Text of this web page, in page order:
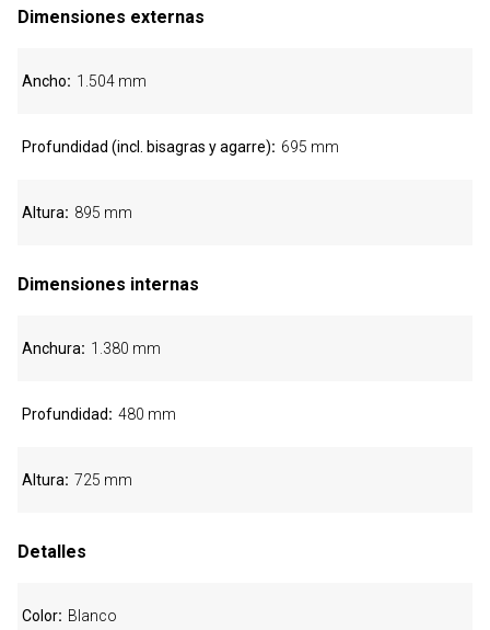
Dimensiones externas
Ancho 1.504 mm
Profundidad (incl. bisagras y agarre) 695 mm
Altura 895 mm
Dimensiones internas
Anchura 1.380 mm
Profundidad 480 mm
Altura 725 mm
Detalles
Color Blanco